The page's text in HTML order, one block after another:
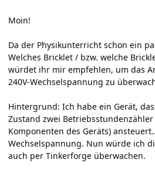
Moin!
Da der Physikunterricht schon ein
Welches Bricklet / bzw. welche
würdet ihr mir empfehlen, um das
240V-Wechselspannung zu
Hintergrund: Ich habe ein Gerät,
Zustand zwei
Komponenten des Geräts)
Wechselspannung. Nun würde ich
auch per Tinkerforge überwachen.